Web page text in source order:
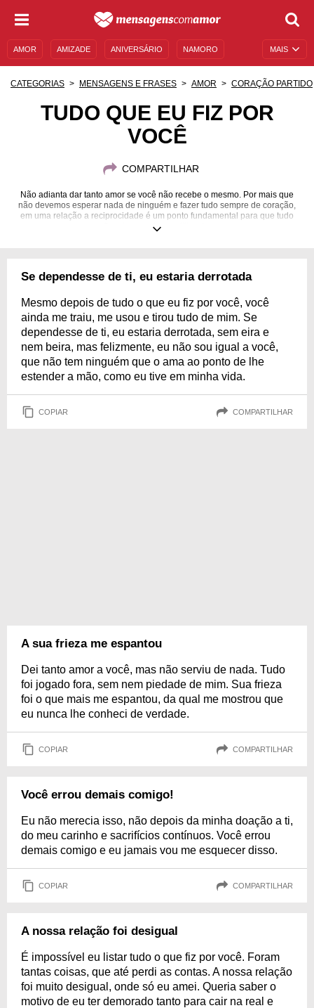
MAIS
AMOR AMIZADE ANIVERSÁRIO NAMORO
MENSAGENS DE ANIVERSÁRIO
CATEGORIAS MENSAGENS E FRASES AMOR CORAÇÃO PARTIDO
TUDO QUE EU FIZ POR
VOCÊ
COMPARTILHAR
Não adianta dar tanto amor se você não recebe o mesmo. Por mais que
não devemos esperar nada de ninguém e fazer tudo sempre de coração,
em uma relação a reciprocidade é um ponto fundamental para que tudo
flua de maneira equilibrada.
Se dependesse de ti, eu estaria derrotada
Mesmo depois de tudo o que eu fiz por você, você
ainda me traiu, me usou e tirou tudo de mim. Se
dependesse de ti, eu estaria derrotada, sem eira e
nem beira, mas felizmente, eu não sou igual a você,
que não tem ninguém que o ama ao ponto de lhe
estender a mão, como eu tive em minha vida.
COPIAR COMPARTILHAR
A sua frieza me espantou
Dei tanto amor a você, mas não serviu de nada. Tudo
foi jogado fora, sem nem piedade de mim. Sua frieza
foi o que mais me espantou, da qual me mostrou que
eu nunca lhe conheci de verdade.
COPIAR COMPARTILHAR
Você errou demais comigo!
Eu não merecia isso, não depois da minha doação a ti,
do meu carinho e sacrifícios contínuos. Você errou
demais comigo e eu jamais vou me esquecer disso.
COPIAR COMPARTILHAR
A nossa relação foi desigual
É impossível eu listar tudo o que fiz por você. Foram
tantas coisas, que até perdi as contas. A nossa relação
foi muito desigual, onde só eu amei. Queria saber o
motivo de eu ter demorado tanto para cair na real e